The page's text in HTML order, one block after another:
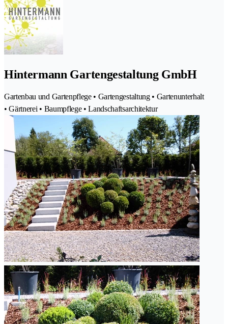
Hintermann Gartengestaltung GmbH
Gartenbau und Gartenpflege • Gartengestaltung • Gartenunterhalt
• Gärtnerei • Baumpflege • Landschaftsarchitektur